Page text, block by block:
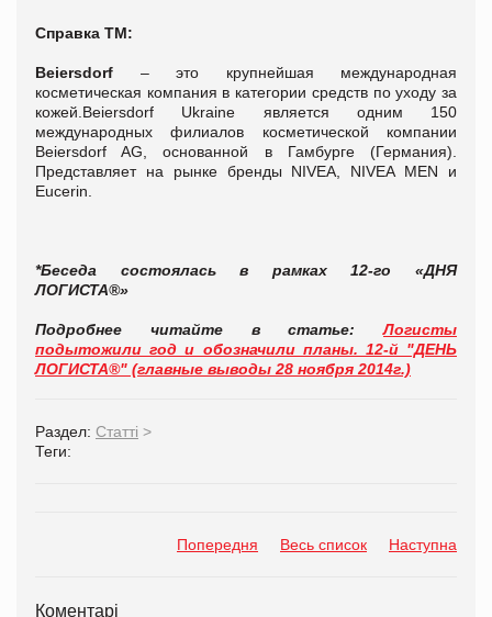
Справка ТМ:
Beiersdorf – это крупнейшая международная
косметическая компания в категории средств по уходу за
кожей.Beiersdorf Ukraine является одним 150
международных филиалов косметической компании
Beiersdorf AG, основанной в Гамбурге (Германия).
Представляет на рынке бренды NIVEA, NIVEA MEN и
Eucerin.
*Беседа состоялась в рамках 12-го «ДНЯ
ЛОГИСТА®»
Подробнее читайте в статье:Логисты
подытожили год и обозначили планы. 12-й "ДЕНЬ
ЛОГИСТА®" (главные выводы 28 ноября 2014г.)
Раздел: Статті >
Теги:
Попередня Весь список Наступна
Коментарі